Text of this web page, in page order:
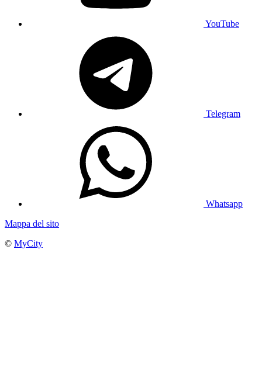
YouTube
Telegram
Whatsapp
Mappa del sito
© MyCity